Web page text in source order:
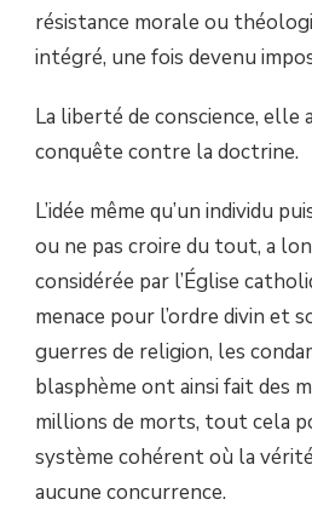
résistance morale ou
intégré, une fois devenu
La liberté de conscience, elle
conquête contre la doctrine.
L’idée même qu’un individu
ou ne pas croire du tout, a
considérée par l’Église
menace pour l’ordre divin et
guerres de religion, les
blasphème ont ainsi fait des
millions de morts, tout cela
système cohérent où la
aucune concurrence.